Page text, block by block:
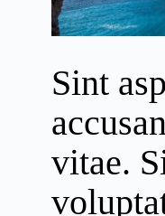
Sint
vitae.